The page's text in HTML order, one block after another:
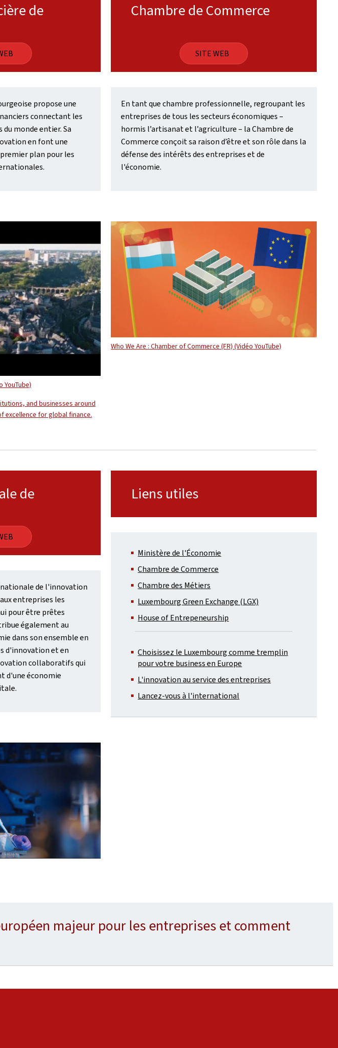
de
propose une
connectant les
monde entier. Sa
en font une
plan pour les
YouTube)
and businesses around
excellence for global finance.
Chambre de Commerce
SITE WEB
En tant que chambre professionnelle, regroupant les
entreprises de tous les secteurs économiques –
hormis l’artisanat et l’agriculture – la Chambre de
Commerce conçoit sa raison d’être et son rôle dans la
défense des intérêts des entreprises et de
l'économie.
Who We Are : Chamber of Commerce (FR) (Vidéo YouTube)
de
de l'innovation
entreprises les
pour être prêtes
également au
dans son ensemble en
d'innovation et en
collaboratifs qui
d'une économie
Liens utiles
Ministère de l'Économie
Chambre de Commerce
Chambre des Métiers
Luxembourg Green Exchange (LGX)
House of Entrepeneurship
Choisissez le Luxembourg comme tremplin
pour votre business en Europe
L'innovation au service des entreprises
Lancez-vous à l'international
majeur pour les entreprises et comment